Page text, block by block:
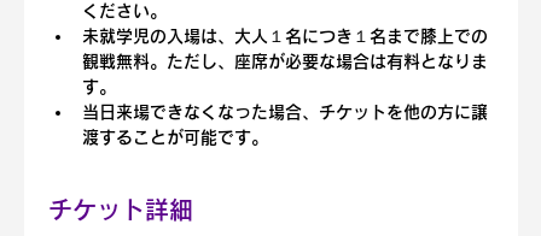
ください。
未就学児の入場は、大人１名につき１名まで膝上での
観戦無料。ただし、座席が必要な場合は有料となりま
す。
当日来場できなくなった場合、チケットを他の方に譲
渡することが可能です。
チケット詳細